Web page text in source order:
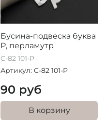
Бусина-подвеска буква
P, перламутр
C-82 101-P
Артикул: C-82 101-P
90 руб
В корзину